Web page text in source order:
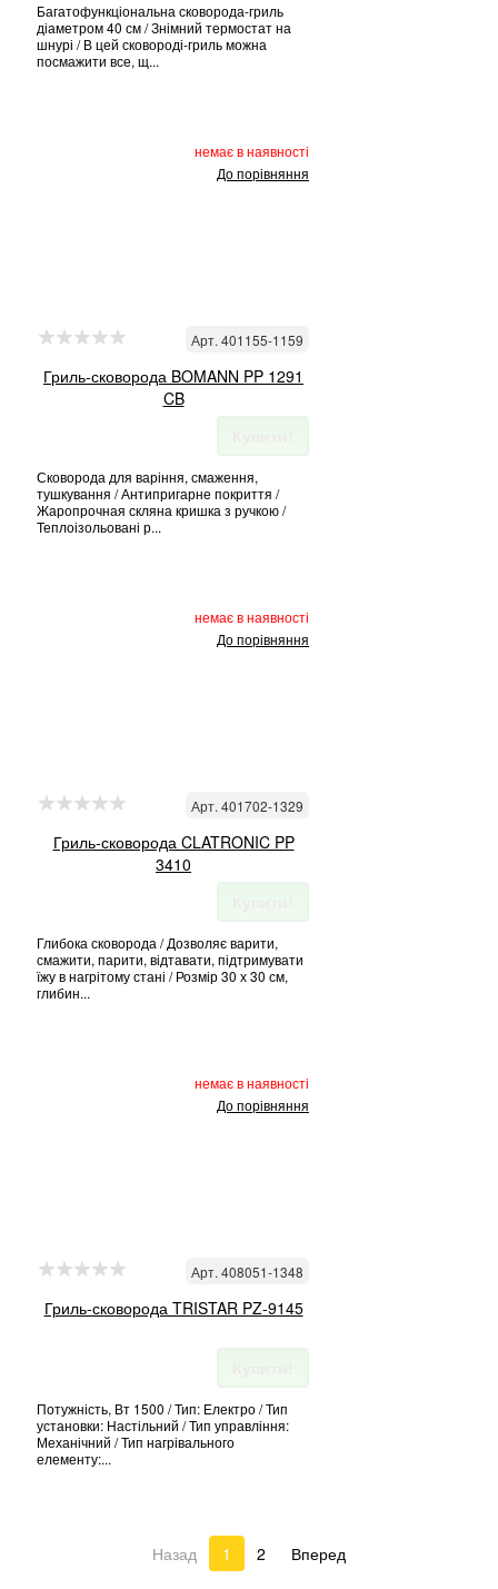
Багатофункціональна сковорода-гриль
діаметром 40 см / Знімний термостат на
шнурі / В цей сковороді-гриль можна
посмажити все, щ...
немає в наявності
До порівняння
Арт. 401155-1159
Гриль-сковорода BOMANN PP 1291
CB
Сковорода для варіння, смаження,
тушкування / Антипригарне покриття /
Жаропрочная скляна кришка з ручкою /
Теплоізольовані р...
немає в наявності
До порівняння
Арт. 401702-1329
Гриль-сковорода CLATRONIC PP
3410
Глибока сковорода / Дозволяє варити,
смажити, парити, відтавати, підтримувати
їжу в нагрітому стані / Розмір 30 х 30 см,
глибин...
немає в наявності
До порівняння
Арт. 408051-1348
Гриль-сковорода TRISTAR PZ-9145
Потужність, Вт 1500 / Тип: Електро / Тип
установки: Настільний / Тип управління:
Механічний / Тип нагрівального
елементу:...
Назад 1 2 Вперед